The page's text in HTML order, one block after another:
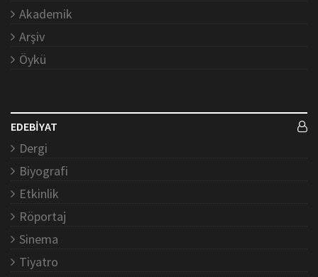
Akademik
Arşiv
Öykü
EDEBİYAT
Dergi
Biyografi
Etkinlik
Röportaj
Sinema
Tiyatro